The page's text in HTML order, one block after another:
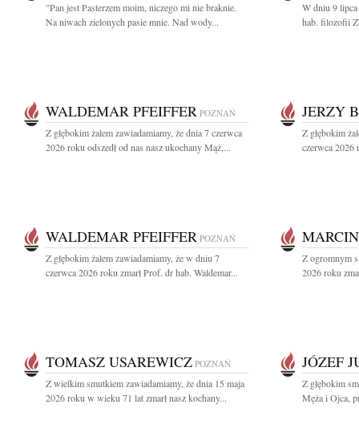
"Pan jest Pasterzem moim, niczego mi nie braknie.
Na niwach zielonych pasie mnie. Nad wody...
W dniu 9
hab. filozofii
WALDEMAR PFEIFFER POZNAŃ
Z głębokim żalem zawiadamiamy, że dnia 7 czerwca
2026 roku odszedł od nas nasz ukochany Mąż,...
JERZY
Z głębokim
czerwca 2026
WALDEMAR PFEIFFER POZNAŃ
Z głębokim żalem zawiadamiamy, że w dniu 7
czerwca 2026 roku zmarł Prof. dr hab. Waldemar...
Z ogromnym
2026 roku
TOMASZ USAREWICZ POZNAŃ
Z wielkim smutkiem zawiadamiamy, że dnia 15 maja
2026 roku w wieku 71 lat zmarł nasz kochany...
JÓZEF
Z głębokim
Męża i Ojca,